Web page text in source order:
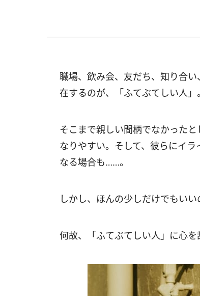
職場、飲み会、友だち、知り合
在するのが、「ふてぶてしい人」。
そこまで親しい間柄でなかった
なりやすい。そして、彼らにイ
なる場合も……。
しかし、ほんの少しだけでもいい
何故、「ふてぶてしい人」に心を